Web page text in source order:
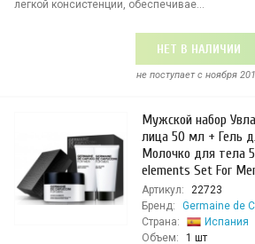
легкой консистенции, обеспечивае...
НЕТ В НАЛИЧИИ
не поступает c ноября
Мужской набор
лица 50 мл + Гель
Молочко для тела
elements Set For
Артикул:
22723
Бренд:
Germaine de
Страна:
Испания
Объем:
1 шт